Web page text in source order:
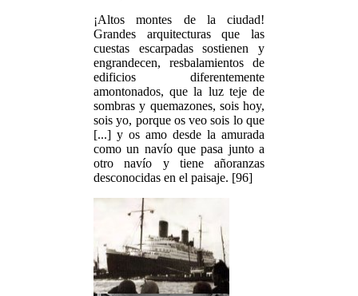
¡Altos montes de la ciudad!
Grandes arquitecturas que las
cuestas escarpadas sostienen y
engrandecen, resbalamientos de
edificios diferentemente
amontonados, que la luz teje de
sombras y quemazones, sois hoy,
sois yo, porque os veo sois lo que
[...] y os amo desde la amurada
como un navío que pasa junto a
otro navío y tiene añoranzas
desconocidas en el paisaje. [96]